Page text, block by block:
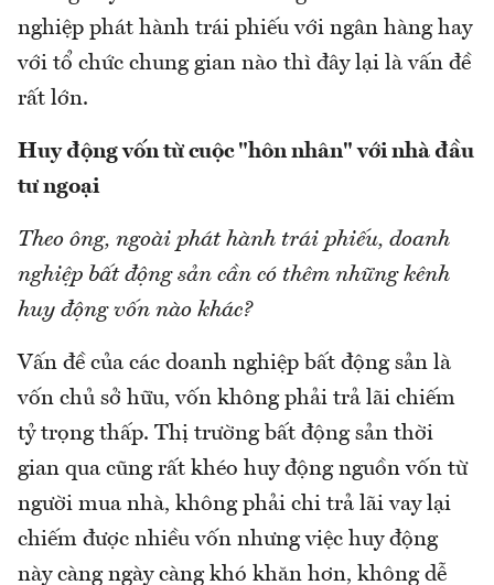
nghiệp phát hành trái phiếu với ngân hàng hay
với tổ chức chung gian nào thì đây lại là vấn đề
rất lớn.
Huy động vốn từ cuộc "hôn nhân" với nhà đầu
tư ngoại
Theo ông, ngoài phát hành trái phiếu, doanh
nghiệp bất động sản cần có thêm những kênh
huy động vốn nào khác?
Vấn đề của các doanh nghiệp bất động sản là
vốn chủ sở hữu, vốn không phải trả lãi chiếm
tỷ trọng thấp. Thị trường bất động sản thời
gian qua cũng rất khéo huy động nguồn vốn từ
người mua nhà, không phải chi trả lãi vay lại
chiếm được nhiều vốn nhưng việc huy động
này càng ngày càng khó khăn hơn, không dễ